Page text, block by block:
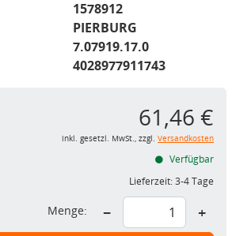
1578912
PIERBURG
7.07919.17.0
4028977911743
61,46 €
inkl. gesetzl. MwSt., zzgl. Versandkosten
Verfügbar
Lieferzeit:3-4 Tage
Menge: − +